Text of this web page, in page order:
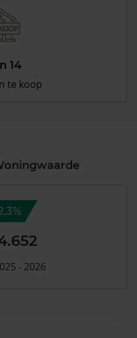
14
te koop
- 2026